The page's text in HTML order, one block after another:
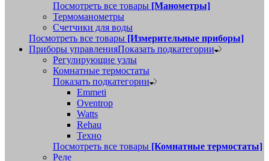
Посмотреть все товары [Манометры]
Термоманометры
Счетчики для воды
Посмотреть все товары [Измерительные приборы]
Приборы управленияПоказать подкатегории
Регулирующие узлы
Комнатные термостаты
Показать подкатегории
Emmeti
Oventrop
Watts
Rehau
Техно
Посмотреть все товары [Комнатные термостаты]
Реле